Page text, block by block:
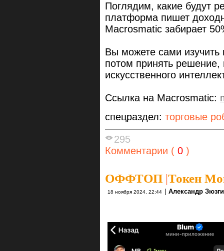
Поглядим, какие будут
платформа пишет
Macrosmatic забирает
Вы можете сами изучить
потом принять
искусственного
Ссылка на Macrosmatic:
спецраздел: торговые
295
Комментарии ( 0 )
ОФФТОП |Токен
18 ноября 2024, 22:44 | Александр